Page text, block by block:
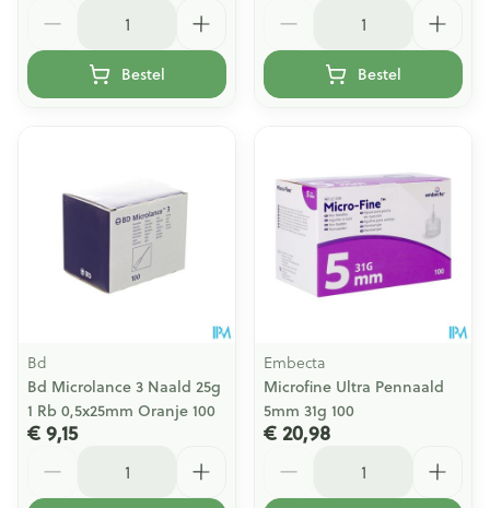
Bestel Bestel
Bd
Bd Microlance 3 Naald 25g
1 Rb 0,5x25mm Oranje 100
€ 9,15
Embecta
Microfine Ultra Pennaald
5mm 31g 100
€ 20,98